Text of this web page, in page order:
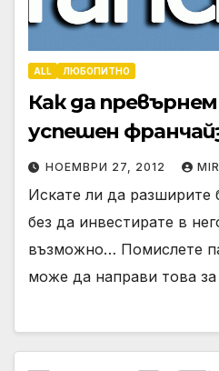
ALL ЛЮБОПИТНО
Как да
успешен
НОЕМВРИ 27, 2012
Искате ли да разширите
без да инвестирате в
възможно… Помислете
може да направи това